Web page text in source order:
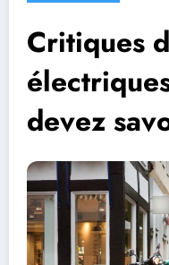
Critiques
devez